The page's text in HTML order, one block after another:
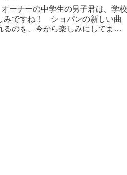
ーナーの中学生の男子君は、学校
みですね！ ショパンの新しい曲
のを、今から楽しみにしてます♪